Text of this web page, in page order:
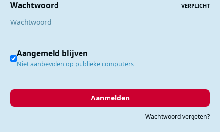
Wachtwoord VERPLICHT
Aangemeld blijven
Niet aanbevolen op publieke computers
Aanmelden
Wachtwoord vergeten?